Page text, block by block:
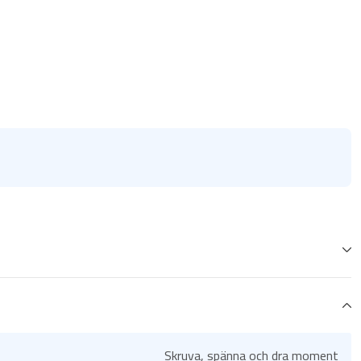
Skruva, spänna och dra moment